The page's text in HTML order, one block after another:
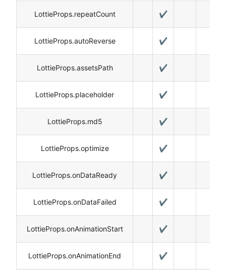
LottieProps.repeatCount ✔️
LottieProps.autoReverse ✔️
LottieProps.assetsPath ✔️
LottieProps.placeholder ✔️
LottieProps.md5 ✔️
LottieProps.optimize ✔️
LottieProps.onDataReady ✔️
LottieProps.onDataFailed ✔️
LottieProps.onAnimationStart ✔️
LottieProps.onAnimationEnd ✔️